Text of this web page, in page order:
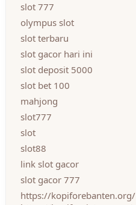
slot 777
olympus slot
slot terbaru
slot gacor hari ini
slot deposit 5000
slot bet 100
mahjong
slot777
slot
slot88
link slot gacor
slot gacor 777
https://kopiforebanten.org/